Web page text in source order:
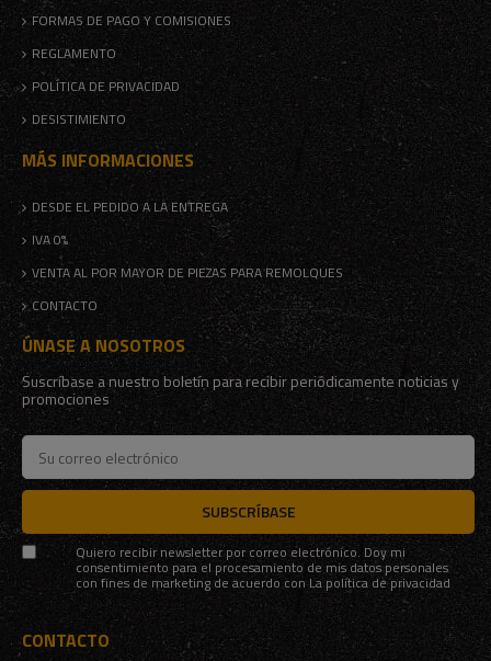
FORMAS DE PAGO Y COMISIONES
REGLAMENTO
POLÍTICA DE PRIVACIDAD
DESISTIMIENTO
MÁS INFORMACIONES
DESDE EL PEDIDO A LA ENTREGA
IVA 0%
VENTA AL POR MAYOR DE PIEZAS PARA REMOLQUES
CONTACTO
ÚNASE A NOSOTROS
Suscríbase a nuestro boletín para recibir periódicamente noticias y
promociones
SUBSCRÍBASE
Quiero recibir newsletter por correo electrónico. Doy mi
consentimiento para el procesamiento de mis datos personales
con fines de marketing de acuerdo conLa política de privacidad
CONTACTO